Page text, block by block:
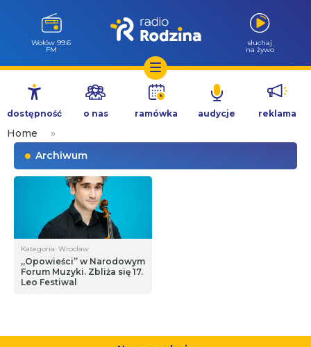
Przejdź
treści
Wołów 99.6
FM
słuchaj
na żywo
dostępność o nas ramówka audycje reklama
Home
»
Archiwum
Kategoria: Wrocław
„Opowieści” w Narodowym
Forum Muzyki. Zbliża się 17.
Leo Festiwal